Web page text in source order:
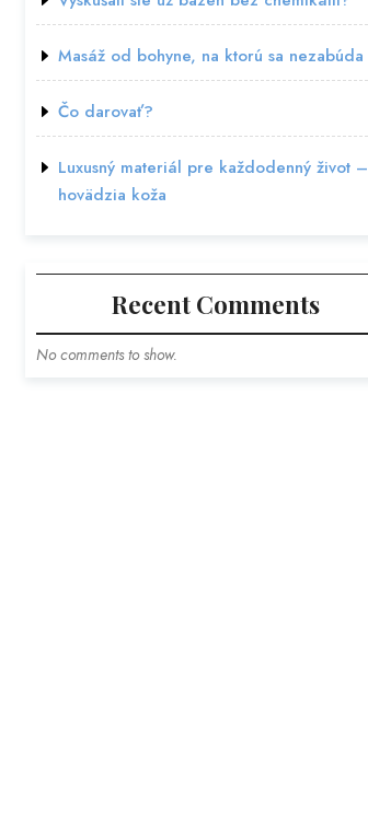
Masáž od bohyne, na ktorú sa nezabúda
Čo darovať?
Luxusný materiál pre každodenný život –
hovädzia koža
Recent Comments
No comments to show.